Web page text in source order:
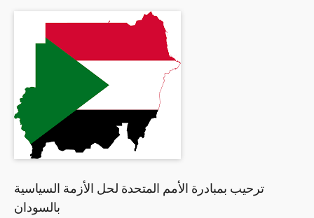
ترحيب بمبادرة الأمم المتحدة لحل الأزمة السياسية
بالسودان